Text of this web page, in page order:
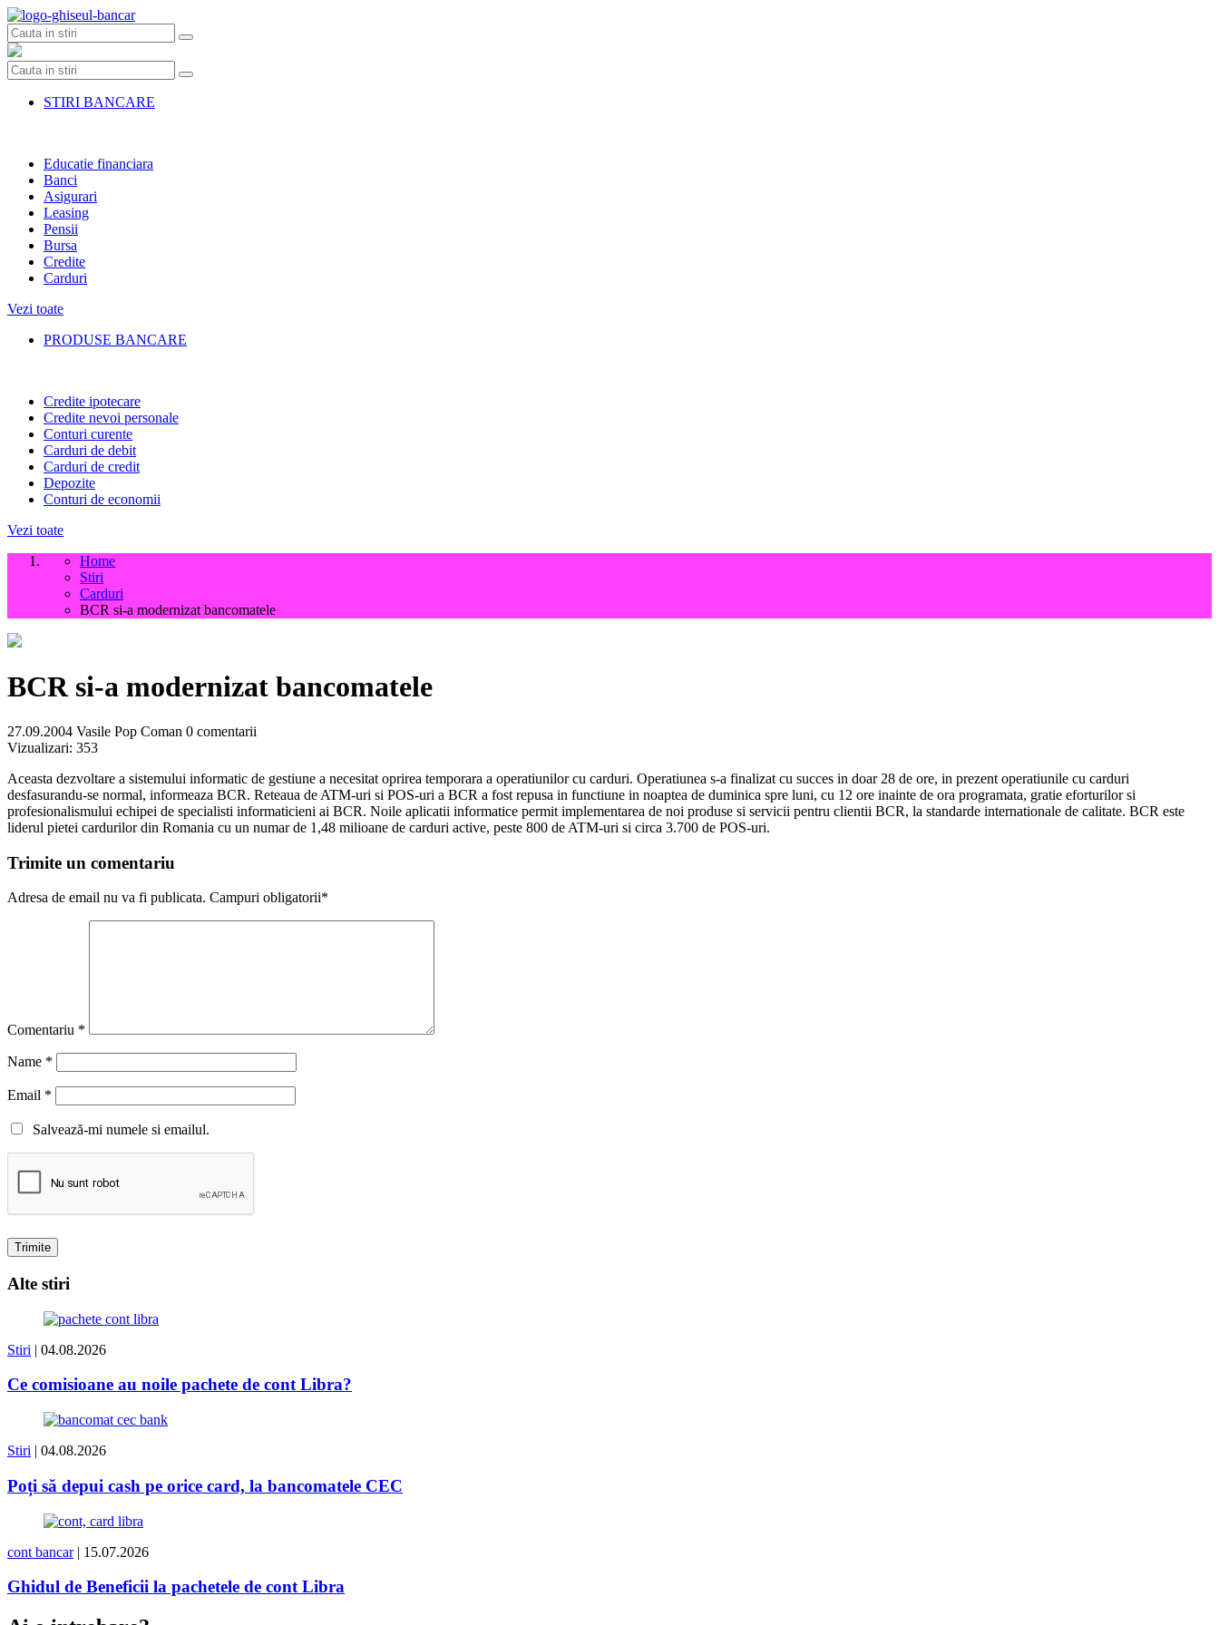
Skip
to
content
STIRI BANCARE
Educatie financiara
Banci
Asigurari
Leasing
Pensii
Bursa
Credite
Carduri
Vezi toate
PRODUSE BANCARE
Credite ipotecare
Credite nevoi personale
Conturi curente
Carduri de debit
Carduri de credit
Depozite
Conturi de economii
Vezi toate
Home
Stiri
Carduri
BCR si-a modernizat bancomatele
BCR si-a modernizat bancomatele
27.09.2004 Vasile Pop Coman 0 comentarii
Vizualizari: 353
Aceasta dezvoltare a sistemului informatic de gestiune a necesitat oprirea temporara a operatiunilor cu carduri. Operatiunea s-a finalizat cu succes in doar 28 de ore, in prezent operatiunile cu carduri
desfasurandu-se normal, informeaza BCR. Reteaua de ATM-uri si POS-uri a BCR a fost repusa in functiune in noaptea de duminica spre luni, cu 12 ore inainte de ora programata, gratie eforturilor si
profesionalismului echipei de specialisti informaticieni ai BCR. Noile aplicatii informatice permit implementarea de noi produse si servicii pentru clientii BCR, la standarde internationale de calitate. BCR este
liderul pietei cardurilor din Romania cu un numar de 1,48 milioane de carduri active, peste 800 de ATM-uri si circa 3.700 de POS-uri.
Trimite un comentariu
Adresa de email nu va fi publicata. Campuri obligatorii*
Comentariu *
Name *
Email *
Salvează-mi numele si emailul.
Alte stiri
Stiri | 04.08.2026
Ce comisioane au noile pachete de cont Libra?
Stiri | 04.08.2026
Poți să depui cash pe orice card, la bancomatele CEC
cont bancar| 15.07.2026
Ghidul de Beneficii la pachetele de cont Libra